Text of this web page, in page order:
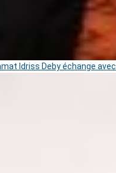
Idriss Deby échange